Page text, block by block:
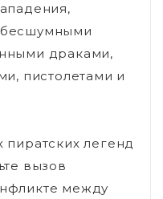
драками,
пистолетами и
легенд
вызов
между